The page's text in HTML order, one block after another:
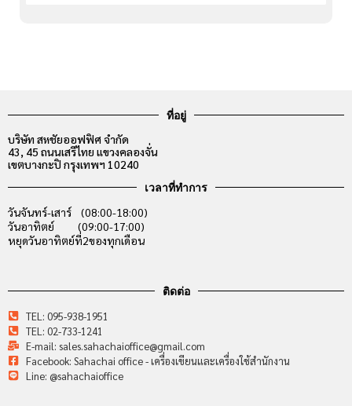
ที่อยู่
บริษัท สหชัยออฟฟิศ จำกัด
43, 45 ถนนเสรีไทย แขวงคลองจั่น
เขตบางกะปิ กรุงเทพฯ 10240
เวลาที่ทำการ
วันจันทร์-เสาร์ (08:00-18:00)
วันอาทิตย์ (09:00-17:00)
หยุดวันอาทิตย์ที่2ของทุกเดือน
ติดต่อ
TEL: 095-938-1951
TEL: 02-733-1241
E-mail: sales.sahachaioffice@gmail.com
Facebook: Sahachai office - เครื่องเขียนและเครื่องใช้สำนักงาน
Line: @sahachaioffice